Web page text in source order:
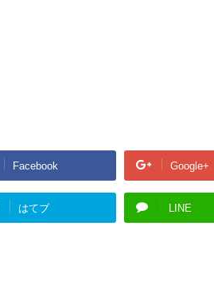
Facebook Google+
はてブ LINE